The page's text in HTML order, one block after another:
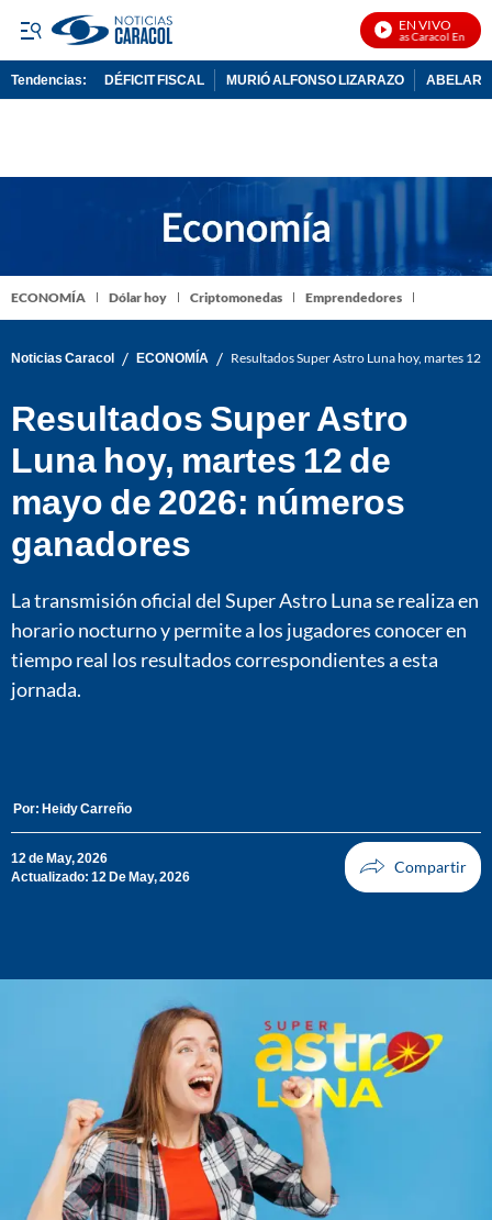
EN VIVO
Noticias Caracol En Vivo
Tendencias: DÉFICIT FISCAL MURIÓ ALFONSO LIZARAZO
ECONOMÍA Dólar hoy Criptomonedas Emprendedores
Noticias Caracol / ECONOMÍA / Resultados Super Astro Luna hoy, martes 12
Resultados Super Astro
Luna hoy, martes 12 de
mayo de 2026: números
ganadores
La transmisión oficial del Super Astro Luna se realiza en
horario nocturno y permite a los jugadores conocer en
tiempo real los resultados correspondientes a esta
jornada.
Por: Heidy Carreño
12 de May, 2026
Actualizado: 12 De May, 2026